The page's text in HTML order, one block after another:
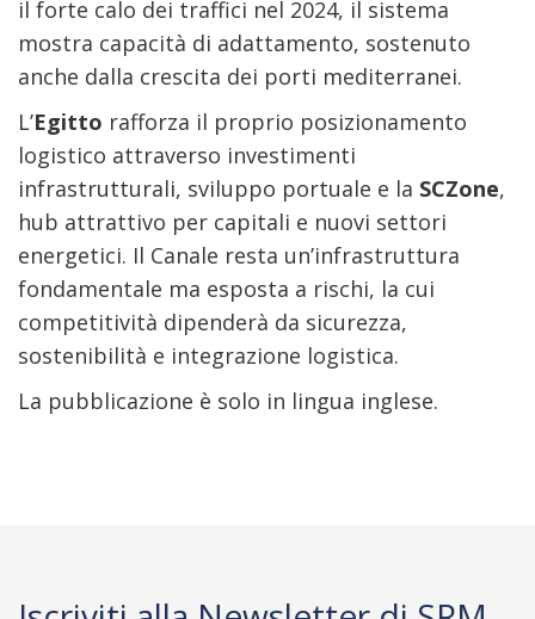
il forte calo dei traffici nel 2024, il sistema
mostra capacità di adattamento, sostenuto
anche dalla crescita dei porti mediterranei.
L’Egitto rafforza il proprio posizionamento
logistico attraverso investimenti
infrastrutturali, sviluppo portuale e la SCZone,
hub attrattivo per capitali e nuovi settori
energetici. Il Canale resta un’infrastruttura
fondamentale ma esposta a rischi, la cui
competitività dipenderà da sicurezza,
sostenibilità e integrazione logistica.
La pubblicazione è solo in lingua inglese.